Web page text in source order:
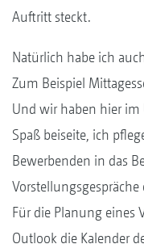
Auftritt steckt.
Natürlich habe ich
Zum Beispiel
Und wir haben hier im
Spaß beiseite, ich
Bewerbenden in das
Für die Planung eines
Outlook die Kalender